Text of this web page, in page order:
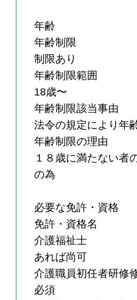
年齢
年齢制限
制限あり
年齢制限範囲
18歳〜
年齢制限該当事由
法令の規定により年
年齢制限の理由
１８歳に満たない者
の為
必要な免許・資格
免許・資格名
介護福祉士
あれば尚可
介護職員初任者研修
必須